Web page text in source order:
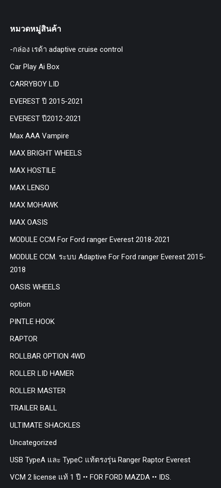
หมวดหมู่สินค้า
-กล่อง เรด้า adaptive cruise control
Car Play Ai Box
CARRYBOY LID
EVEREST ปี 2015-2021
EVEREST ปี2012-2021
Max AAA Vampire
MAX BRIGHT WHEELS
MAX HOSTILE
MAX LENSO
MAX MOHAWK
MAX OASIS
MODULE CCM For Ford ranger Everest 2018-2021
MODULE CCM. ระบบ Adaptive For Ford ranger Everest 2015-
2018
OASIS WHEELS
option
PINTLE HOOK
RAPTOR
ROLLBAR OPTION 4WD
ROLLER LID HAMER
ROLLER MASTER
TRAILER BALL
ULTIMATE SHACKLES
Uncategorized
USB TypeA และ TypeC แท้ตรงรุ่น Ranger Raptor Everest
VCM 2 license แท้ 1 ปี •• FOR FORD MAZDA •• IDS.